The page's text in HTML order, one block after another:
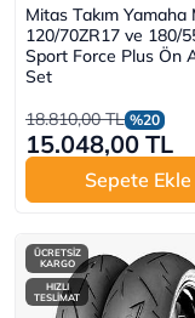
Mitas Takım Yamaha
120/70ZR17 ve 180/
Sport Force Plus Ön
Set
18.810,00 TL %20
15.048,00 TL
Sepete Ekle
ÜCRETSİZ
KARGO
HIZLI
TESLİMAT